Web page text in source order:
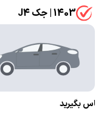
1403 | جک J4
تماس بگیرید